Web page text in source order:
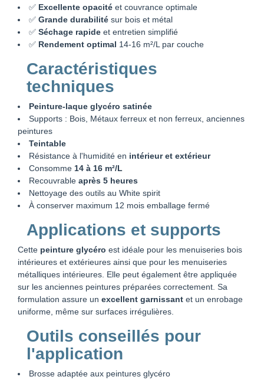
✅ Excellente opacité et couvrance optimale
✅ Grande durabilité sur bois et métal
✅ Séchage rapide et entretien simplifié
✅ Rendement optimal 14-16 m²/L par couche
Caractéristiques
techniques
Peinture-laque glycéro satinée
Supports : Bois, Métaux ferreux et non ferreux, anciennes
peintures
Teintable
Résistance à l'humidité en intérieur et extérieur
Consomme 14 à 16 m²/L
Recouvrable après 5 heures
Nettoyage des outils au White spirit
À conserver maximum 12 mois emballage fermé
Applications et supports
Cette peinture glycéro est idéale pour les menuiseries bois
intérieures et extérieures ainsi que pour les menuiseries
métalliques intérieures. Elle peut également être appliquée
sur les anciennes peintures préparées correctement. Sa
formulation assure un excellent garnissant et un enrobage
uniforme, même sur surfaces irrégulières.
Outils conseillés pour
l'application
Brosse adaptée aux peintures glycéro